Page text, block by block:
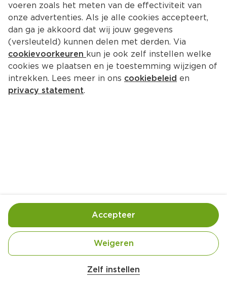
Stëlz WK-Pack Peach & Hard
Lemonade Orange
STËLZ Hard Drinks Elftal Pack Orange & Peach
10x25cl inclusief Voorspelshirt
voeren zoals het meten van de effectiviteit van
onze advertenties. Als je alle cookies accepteert,
dan ga je akkoord dat wij jouw gegevens
(versleuteld) kunnen delen met derden. Via
cookievoorkeuren kun je ook zelf instellen welke
cookies we plaatsen en je toestemming wijzigen of
intrekken. Lees meer in ons cookiebeleid en
privacy statement.
Zelf instellen
Weigeren
Accepteer